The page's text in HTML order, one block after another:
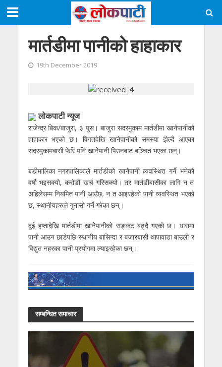
मार्तडीमा पानीको हाहाकार
19th December 2019
लाेकपाटी न्यूज
राजेन्द्र बिक/बाजुरा, ३ पुस। बाजुरा सदरमुकाम मार्तडीमा खानेपानीको
हाहाकार भएको छ। विगतदेखि खानेपानीको समस्या झेल्दै आएका
सदरमुकामबासी फेरि पनि खानेपानी पिउनबाट बञ्चित भएका छन्।
बडीमालिका नगरपालिकाले मार्तडीको खानेपानी व्यवस्थित गर्ने भनेको
वर्षौ भइसक्यो, करोडौं खर्च गरिसक्यो। तर मार्तडीबासीका लागि न त
अहिलेसम्म नियमित पानी आउँछ, न त आइरहेको पानी व्यवस्थित भएको
छ, स्थानीयहरुले गुनासो गर्ने गरेका छन्।
दुई हप्तादेखि मार्तडीमा खानेपानीको सङ्कट बढ्दै गएको छ। धारामा
पानी आउन छाडेपछि स्थानीय बासिन्दा र बजारबासी थापावाडा बाउली र
विद्युत नहरका पानी प्रयोगमा ल्याइरहेका छन्।
सम्बन्धित समाचार